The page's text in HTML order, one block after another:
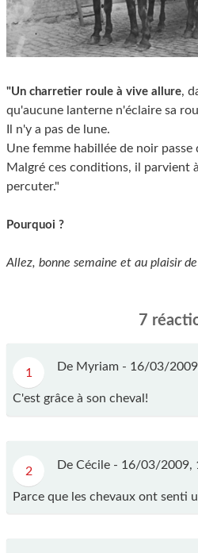
"Un charretier roule à vive allure,
qu'aucune lanterne n'éclaire sa
Il n'y a pas de lune.
Une femme habillée de noir passe
Malgré ces conditions, il parvient
percuter."
Pourquoi ?
Allez, bonne semaine et au plaisir
7
1 De Myriam - 16/03/
C'est grâce à son cheval!
2 De Cécile - 16/03/2009,
Parce que les chevaux ont senti